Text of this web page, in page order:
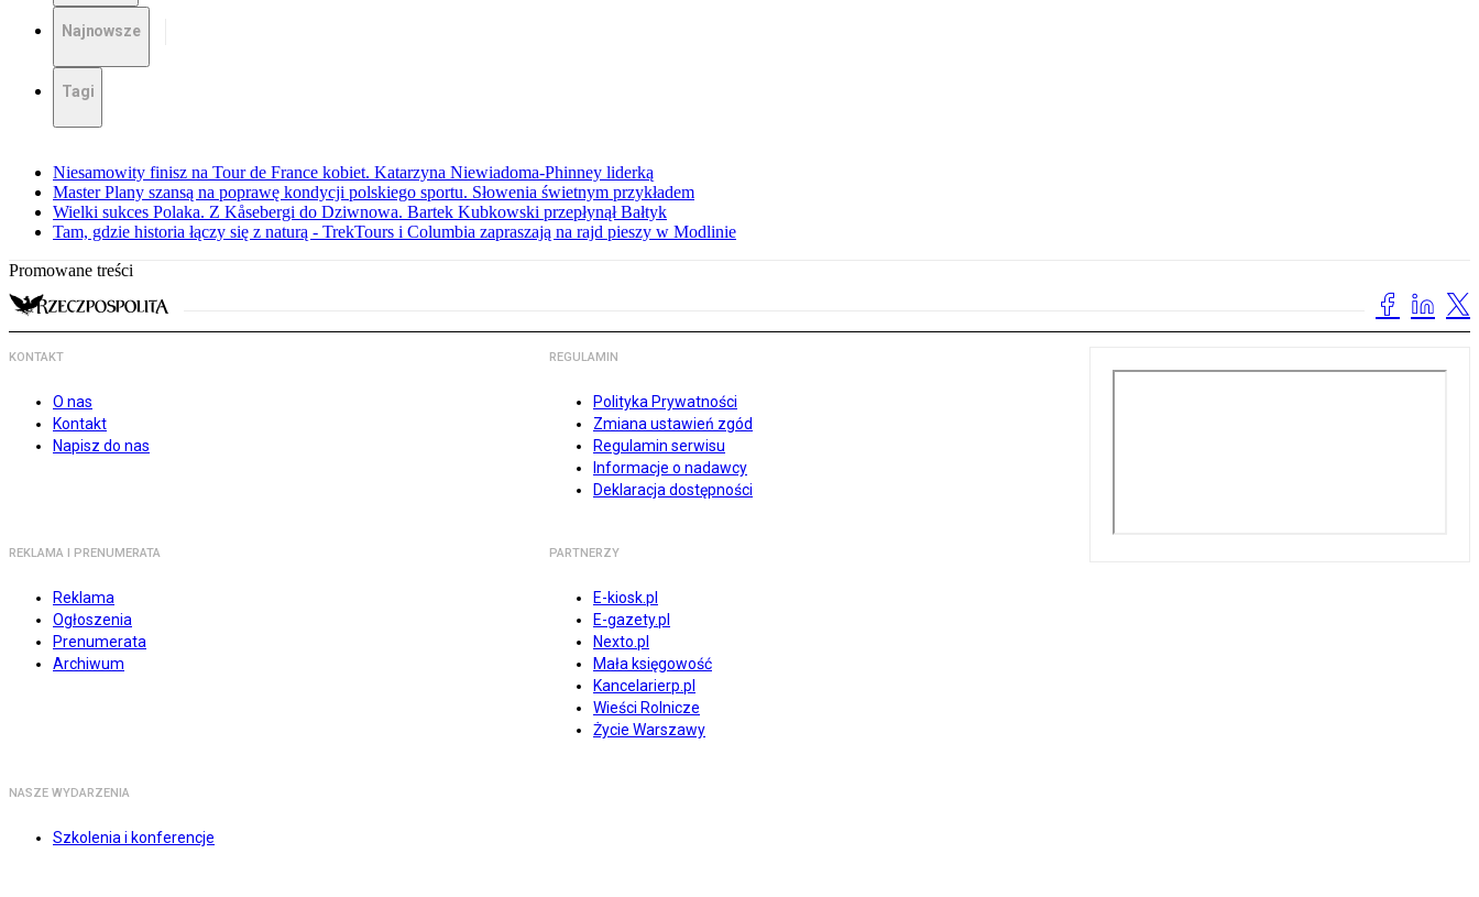
Najnowsze
Tagi
Niesamowity finisz na Tour de France kobiet. Katarzyna Niewiadoma-Phinney liderką
Master Plany szansą na poprawę kondycji polskiego sportu. Słowenia świetnym przykładem
Wielki sukces Polaka. Z Kåsebergi do Dziwnowa. Bartek Kubkowski przepłynął Bałtyk
Tam, gdzie historia łączy się z naturą - TrekTours i Columbia zapraszają na rajd pieszy w Modlinie
Promowane treści
KONTAKT
O nas
Kontakt
Napisz do nas
REGULAMIN
Polityka Prywatności
Zmiana ustawień zgód
Regulamin serwisu
Informacje o nadawcy
Deklaracja dostępności
REKLAMA I PRENUMERATA
Reklama
Ogłoszenia
Prenumerata
Archiwum
PARTNERZY
E-kiosk.pl
E-gazety.pl
Nexto.pl
Mała księgowość
Kancelarierp.pl
Wieści Rolnicze
Życie Warszawy
NASZE WYDARZENIA
Szkolenia i konferencje